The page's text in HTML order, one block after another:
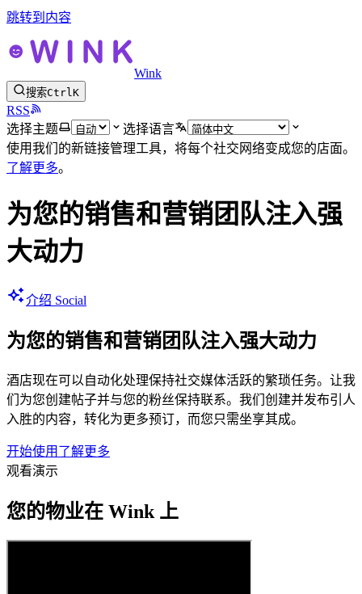
跳转到内容
Wink
搜索CtrlK
RSS
选择主题
选择语言
使用我们的新链接管理工具，将每个社交网络变成您的店面。
了解更多。
为您的销售和营销团队注入强
大动力
介绍 Social
为您的销售和营销团队注入强大动力
酒店现在可以自动化处理保持社交媒体活跃的繁琐任务。让我
们为您创建帖子并与您的粉丝保持联系。我们创建并发布引人
入胜的内容，转化为更多预订，而您只需坐享其成。
开始使用 了解更多
观看演示
您的物业在 Wink 上